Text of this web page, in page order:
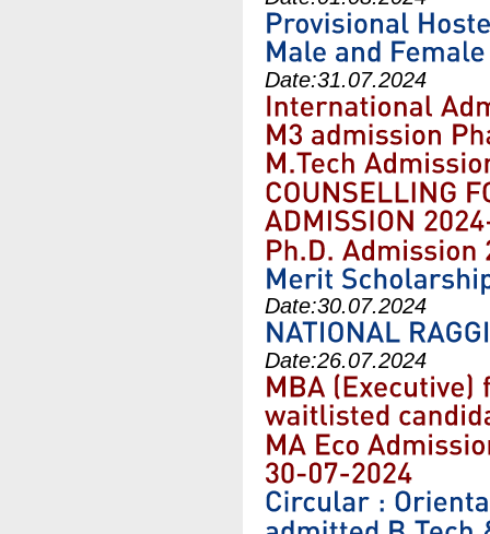
Date:31.07.2024
Date:30.07.2024
Date:26.07.2024